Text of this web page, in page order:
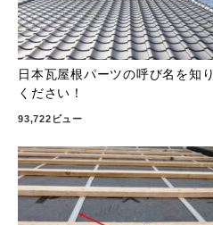
日本瓦屋根パーツの呼び名を知
ください！
93,722ビュー